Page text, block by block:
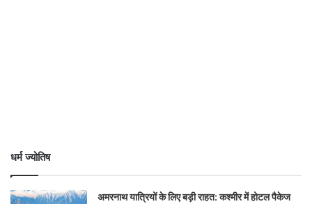
धर्म ज्योतिष
अमरनाथ यात्रियों के लिए बड़ी राहत: कश्मीर में होटल पैकेज